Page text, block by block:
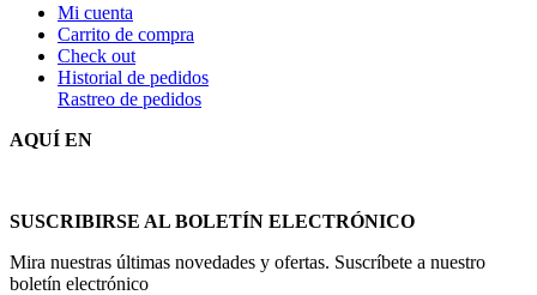
Mi cuenta
Carrito de compra
Check out
Historial de pedidos
Rastreo de pedidos
AQUÍ EN
SUSCRIBIRSE AL BOLETÍN ELECTRÓNICO
Mira nuestras últimas novedades y ofertas. Suscríbete a nuestro
boletín electrónico